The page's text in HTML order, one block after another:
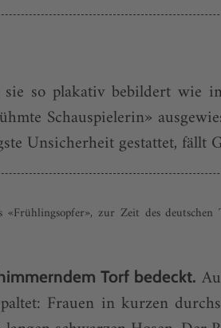
so plakativ bebildert wie
Schau­spielerin»
Unsicherheit gestattet, fällt
zur Zeit des
Torf bedeckt.
Frauen in kurzen